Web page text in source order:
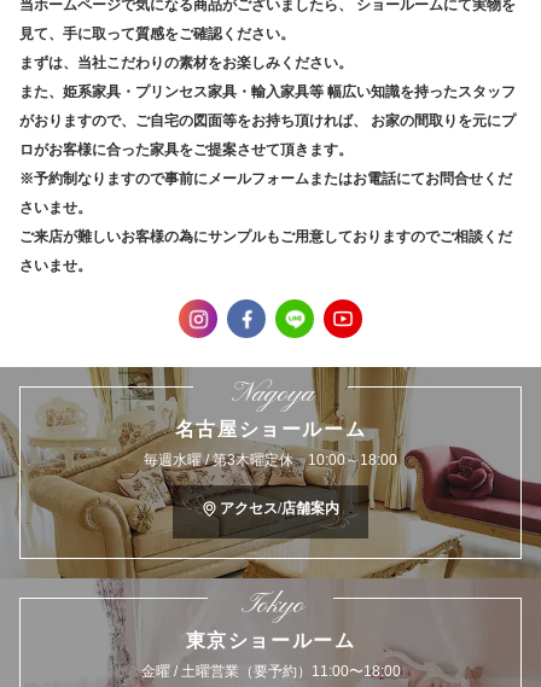
当ホームページで気になる商品がございましたら、
ショールームにて実物を
見て、手に取って質感をご確認ください。
まずは、当社こだわりの素材をお楽しみください。
また、姫系家具・プリンセス家具・輸入家具等 幅広い知識を持ったスタッフ
がおりますので、ご自宅の図面等をお持ち頂ければ、
お家の間取りを元にプ
ロがお客様に合った家具をご提案させて頂きます。
※予約制なりますので事前にメールフォームまたはお電話にてお問合せくだ
さいませ。
ご来店が難しいお客様の為にサンプルもご用意しておりますのでご相談くだ
さいませ。
Nagoya
名古屋ショールーム
毎週水曜 / 第3木曜定休 10:00～18:00
アクセス/店舗案内
Tokyo
東京ショールーム
金曜 / 土曜営業（要予約）11:00〜18:00